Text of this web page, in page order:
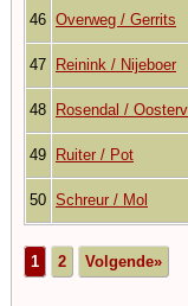
46 Overweg / Gerrits
47 Reinink / Nijeboer
48 Rosendal /
49 Ruiter / Pot
50 Schreur / Mol
1 2 Volgende»